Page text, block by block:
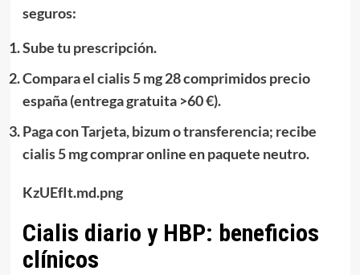
seguros:
Sube tu prescripción.
Compara elcialis 5 mg 28 comprimidos precio
españa(entrega gratuita >60 €).
Paga con Tarjeta, bizum o transferencia; recibe
cialis 5 mg comprar onlineen paquete neutro.
KzUEfIt.md.png
Cialis diario y HBP: beneficios
clínicos